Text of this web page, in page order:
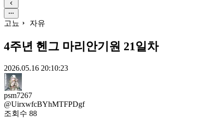
고뇨 자유
4주년 헨그 마리안기원 21일차
2026.05.16 20:10:23
psm7267
@UirxwfcBYhMTFPDgf
조회수 88